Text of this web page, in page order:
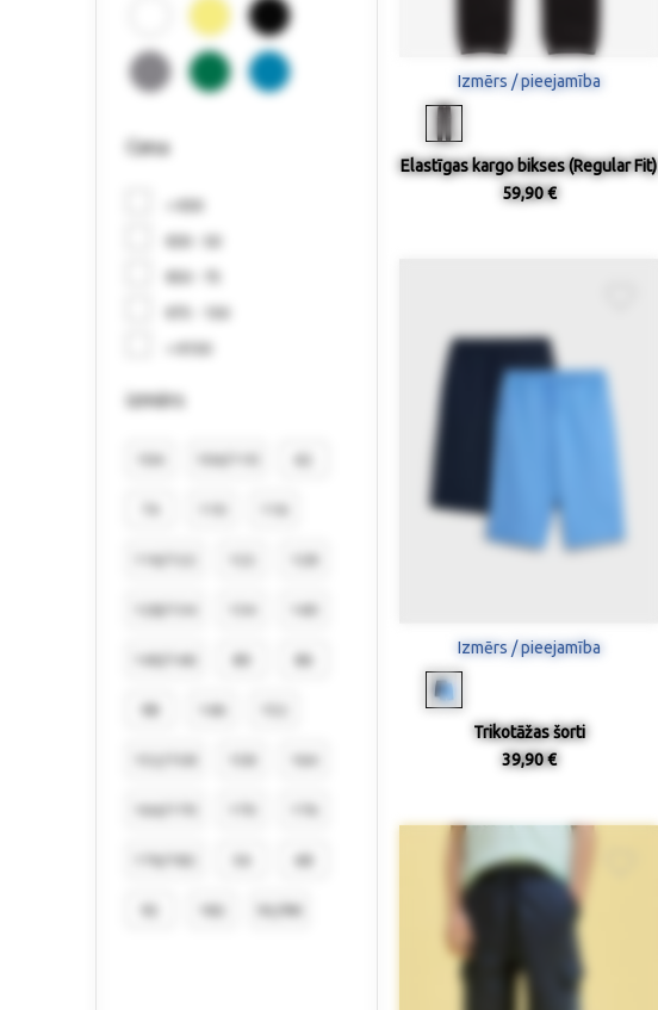
Cena
< €30
€30 - 50
€50 - 75
€75 - 150
> €150
izmērs
Izmērs / pieejamība
Elastīgas kargo bikses (Regular Fit)
59,90 €
Izmērs / pieejamība
Trikotāžas šorti
39,90 €